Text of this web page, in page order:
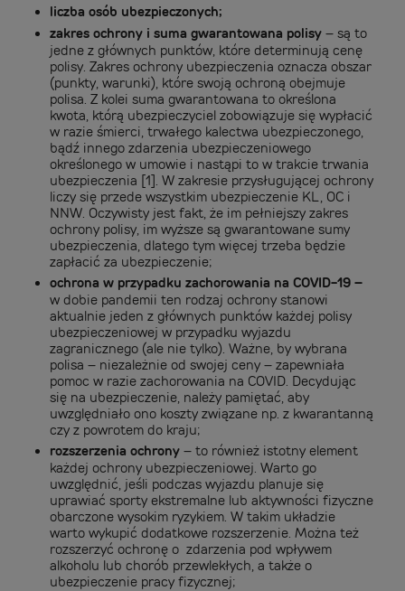
liczba osób ubezpieczonych;
zakres ochrony i suma gwarantowana polisy – są to
jedne z głównych punktów, które determinują cenę
polisy. Zakres ochrony ubezpieczenia oznacza obszar
(punkty, warunki), które swoją ochroną obejmuje
polisa. Z kolei suma gwarantowana to określona
kwota, którą ubezpieczyciel zobowiązuje się wypłacić
w razie śmierci, trwałego kalectwa ubezpieczonego,
bądź innego zdarzenia ubezpieczeniowego
określonego w umowie i nastąpi to w trakcie trwania
ubezpieczenia [1]. W zakresie przysługującej ochrony
liczy się przede wszystkim ubezpieczenie KL, OC i
NNW. Oczywisty jest fakt, że im pełniejszy zakres
ochrony polisy, im wyższe są gwarantowane sumy
ubezpieczenia, dlatego tym więcej trzeba będzie
zapłacić za ubezpieczenie;
ochrona w przypadku zachorowania na COVID-19 –
w dobie pandemii ten rodzaj ochrony stanowi
aktualnie jeden z głównych punktów każdej polisy
ubezpieczeniowej w przypadku wyjazdu
zagranicznego (ale nie tylko). Ważne, by wybrana
polisa – niezależnie od swojej ceny – zapewniała
pomoc w razie zachorowania na COVID. Decydując
się na ubezpieczenie, należy pamiętać, aby
uwzględniało ono koszty związane np. z kwarantanną
czy z powrotem do kraju;
rozszerzenia ochrony – to również istotny element
każdej ochrony ubezpieczeniowej. Warto go
uwzględnić, jeśli podczas wyjazdu planuje się
uprawiać sporty ekstremalne lub aktywności fizyczne
obarczone wysokim ryzykiem. W takim układzie
warto wykupić dodatkowe rozszerzenie. Można też
rozszerzyć ochronę o zdarzenia pod wpływem
alkoholu lub chorób przewlekłych, a także o
ubezpieczenie pracy fizycznej;